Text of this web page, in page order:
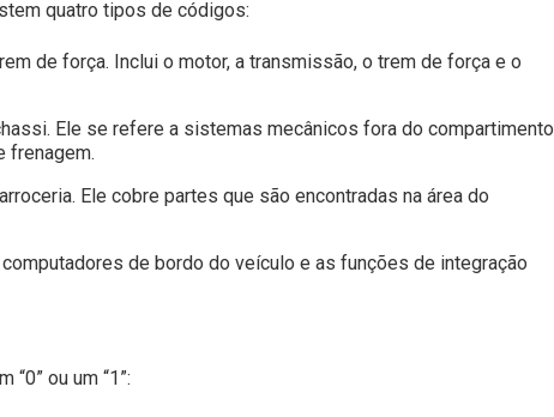
quatro tipos de códigos:
de força. Inclui o motor, a transmissão, o trem de força e o
Ele se refere a sistemas mecânicos fora do compartimento
frenagem.
Ele cobre partes que são encontradas na área do
computadores de bordo do veículo e as funções de integração
ou um “1”: